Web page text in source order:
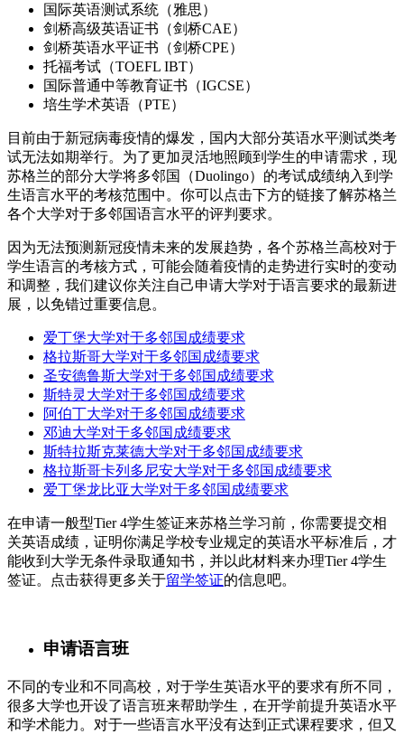
国际英语测试系统（雅思）
剑桥高级英语证书（剑桥CAE）
剑桥英语水平证书（剑桥CPE）
托福考试（TOEFL IBT）
国际普通中等教育证书（IGCSE）
培生学术英语（PTE）
目前由于新冠病毒疫情的爆发，国内大部分英语水平测试类考
试无法如期举行。为了更加灵活地照顾到学生的申请需求，现
苏格兰的部分大学将多邻国（Duolingo）的考试成绩纳入到学
生语言水平的考核范围中。你可以点击下方的链接了解苏格兰
各个大学对于多邻国语言水平的评判要求。
因为无法预测新冠疫情未来的发展趋势，各个苏格兰高校对于
学生语言的考核方式，可能会随着疫情的走势进行实时的变动
和调整，我们建议你关注自己申请大学对于语言要求的最新进
展，以免错过重要信息。
爱丁堡大学对于多邻国成绩要求
格拉斯哥大学对于多邻国成绩要求
圣安德鲁斯大学对于多邻国成绩要求
斯特灵大学对于多邻国成绩要求
阿伯丁大学对于多邻国成绩要求
邓迪大学对于多邻国成绩要求
斯特拉斯克莱德大学对于多邻国成绩要求
格拉斯哥卡列多尼安大学对于多邻国成绩要求
爱丁堡龙比亚大学对于多邻国成绩要求
在申请一般型Tier 4学生签证来苏格兰学习前，你需要提交相
关英语成绩，证明你满足学校专业规定的英语水平标准后，才
能收到大学无条件录取通知书，并以此材料来办理Tier 4学生
签证。点击获得更多关于留学签证的信息吧。
申请语言班
不同的专业和不同高校，对于学生英语水平的要求有所不同，
很多大学也开设了语言班来帮助学生，在开学前提升英语水平
和学术能力。对于一些语言水平没有达到正式课程要求，但又